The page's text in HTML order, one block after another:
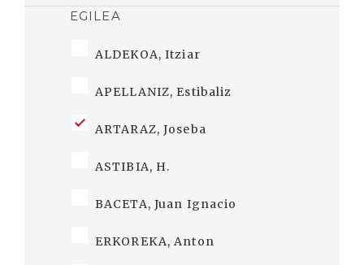
EGILEA
ALDEKOA, Itziar
APELLANIZ, Estibaliz
ARTARAZ, Joseba
ASTIBIA, H.
BACETA, Juan Ignacio
ERKOREKA, Anton